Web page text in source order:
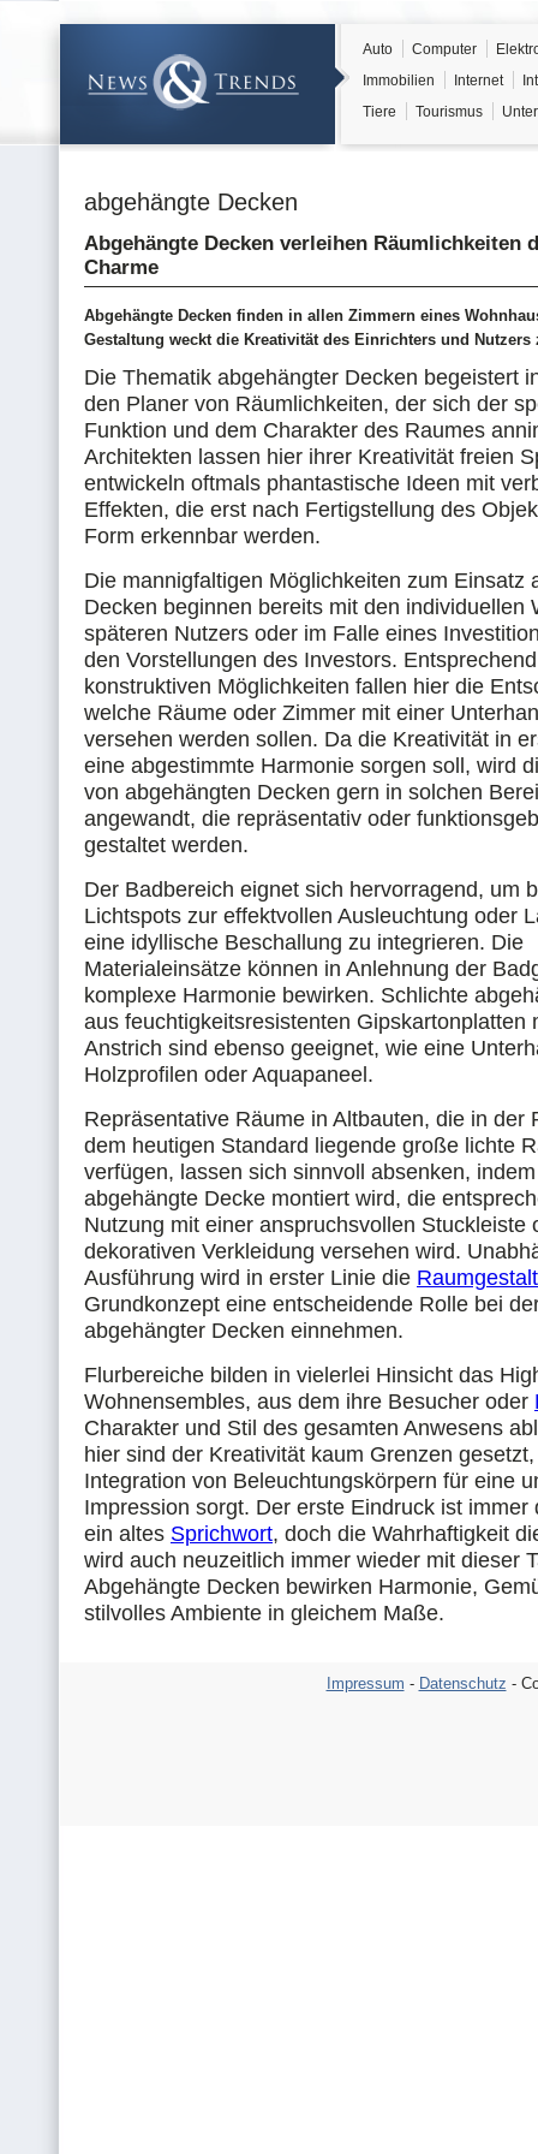
Auto Computer
Immobilien
Internet
Tiere
Tourismus
abgehängte Decken
Abgehängte Decken verleihen Räumlichkeiten
Charme
Abgehängte Decken finden in allen Zimmern eines
Gestaltung weckt die Kreativität des Einrichters und Nutzers
Die Thematik abgehängter Decken begeistert
den Planer von Räumlichkeiten, der sich der
Funktion und dem Charakter des Raumes
Architekten lassen hier ihrer Kreativität freien
entwickeln oftmals phantastische Ideen mit
Effekten, die erst nach Fertigstellung des
Form erkennbar werden.
Die mannigfaltigen Möglichkeiten zum Einsatz
Decken beginnen bereits mit den individuellen
späteren Nutzers oder im Falle eines
den Vorstellungen des Investors.
konstruktiven Möglichkeiten fallen hier die
welche Räume oder Zimmer mit einer
versehen werden sollen. Da die Kreativität in
eine abgestimmte Harmonie sorgen soll, wird
von abgehängten Decken gern in solchen
angewandt, die repräsentativ oder
gestaltet werden.
Der Badbereich eignet sich hervorragend, um
Lichtspots zur effektvollen Ausleuchtung oder
eine idyllische Beschallung zu integrieren. Die
Materialeinsätze können in Anlehnung der
komplexe Harmonie bewirken. Schlichte
aus feuchtigkeitsresistenten Gipskartonplatten
Anstrich sind ebenso geeignet, wie eine
Holzprofilen oder Aquapaneel.
Repräsentative Räume in Altbauten, die in der
dem heutigen Standard liegende große lichte
verfügen, lassen sich sinnvoll absenken,
abgehängte Decke montiert wird, die
Nutzung mit einer anspruchsvollen Stuckleiste
dekorativen Verkleidung versehen wird.
Ausführung wird in erster Linie die
Grundkonzept eine entscheidende Rolle bei
abgehängter Decken einnehmen.
Flurbereiche bilden in vielerlei Hinsicht das
Wohnensembles, aus dem ihre Besucher oder
Charakter und Stil des gesamten Anwesens
hier sind der Kreativität kaum Grenzen
Integration von Beleuchtungskörpern für eine
Impression sorgt. Der erste Eindruck ist immer
ein altes Sprichwort, doch die Wahrhaftigkeit
wird auch neuzeitlich immer wieder mit dieser
Abgehängte Decken bewirken Harmonie,
stilvolles Ambiente in gleichem Maße.
Impressum - Datenschutz -